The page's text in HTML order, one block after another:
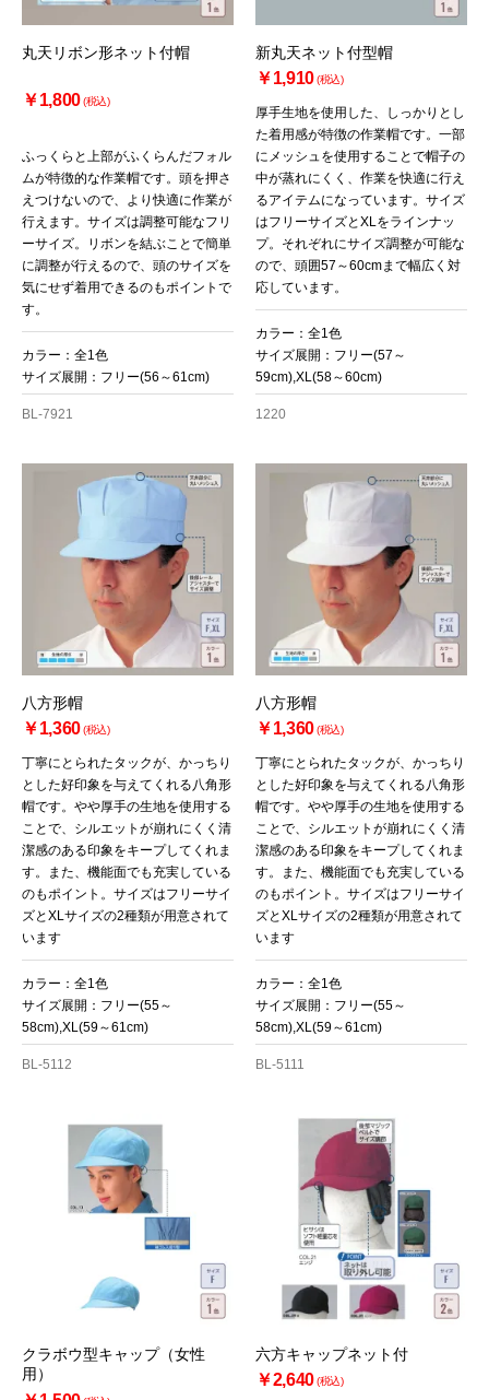
丸天リボン形ネット付帽
￥1,800(税込)
ふっくらと上部がふくらんだフォル
ムが特徴的な作業帽です。頭を押さ
えつけないので、より快適に作業が
行えます。サイズは調整可能なフリ
ーサイズ。リボンを結ぶことで簡単
に調整が行えるので、頭のサイズを
気にせず着用できるのもポイントで
す。
カラー：全1色
サイズ展開：フリー(56～61cm)
BL-7921
新丸天ネット付型帽
￥1,910(税込)
厚手生地を使用した、しっかりとし
た着用感が特徴の作業帽です。一部
にメッシュを使用することで帽子の
中が蒸れにくく、作業を快適に行え
るアイテムになっています。サイズ
はフリーサイズとXLをラインナッ
プ。それぞれにサイズ調整が可能な
ので、頭囲57～60cmまで幅広く対
応しています。
カラー：全1色
サイズ展開：フリー(57～
59cm),XL(58～60cm)
1220
八方形帽
￥1,360(税込)
丁寧にとられたタックが、かっちり
とした好印象を与えてくれる八角形
帽です。やや厚手の生地を使用する
ことで、シルエットが崩れにくく清
潔感のある印象をキープしてくれま
す。また、機能面でも充実している
のもポイント。サイズはフリーサイ
ズとXLサイズの2種類が用意されて
います
カラー：全1色
サイズ展開：フリー(55～
58cm),XL(59～61cm)
BL-5112
八方形帽
￥1,360(税込)
丁寧にとられたタックが、かっちり
とした好印象を与えてくれる八角形
帽です。やや厚手の生地を使用する
ことで、シルエットが崩れにくく清
潔感のある印象をキープしてくれま
す。また、機能面でも充実している
のもポイント。サイズはフリーサイ
ズとXLサイズの2種類が用意されて
います
カラー：全1色
サイズ展開：フリー(55～
58cm),XL(59～61cm)
BL-5111
クラボウ型キャップ（女性
用）
六方キャップネット付
￥2,640(税込)